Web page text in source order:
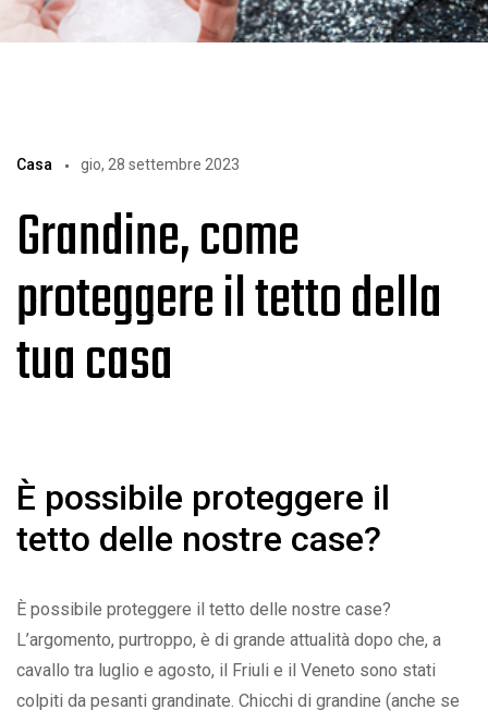
Casa gio, 28 settembre 2023
Grandine, come
proteggere il tetto della
tua casa
È possibile proteggere il
tetto delle nostre case?
È possibile proteggere il tetto delle nostre case?
L’argomento, purtroppo, è di grande attualità dopo che, a
cavallo tra luglio e agosto, il Friuli e il Veneto sono stati
colpiti da pesanti grandinate. Chicchi di grandine (anche se